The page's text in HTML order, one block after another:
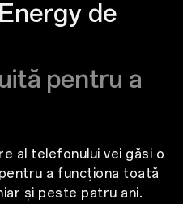
de
pentru a
al telefonului vei găsi o
a funcționa toată
și peste patru ani.